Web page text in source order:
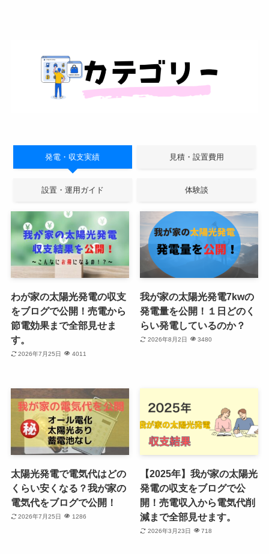
発電・収支実績 見積・設置費用
設置・運用ガイド 体験談
わが家の太陽光発電の収支
をブログで公開！売電から
節電効果まで全部見せま
す。
2026年7月25日 4011
我が家の太陽光発電7kwの
発電量を公開！１日どのく
らい発電しているのか？
2026年8月2日 3480
太陽光発電で電気代はどの
くらい安くなる？我が家の
電気代をブログで公開！
2026年7月25日 1286
【2025年】我が家の太陽光
発電の収支をブログで公
開！売電収入から電気代削
減まで全部見せます。
2026年3月23日 718